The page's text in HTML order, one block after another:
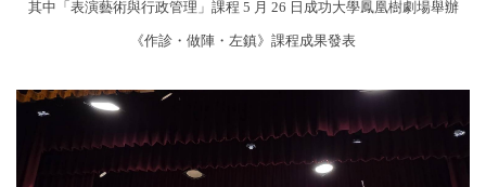
其中「表演藝術與行政管理」課程 5 月 26 日成功大學鳳凰樹劇場舉辦
《作診・做陣・左鎮》課程成果發表